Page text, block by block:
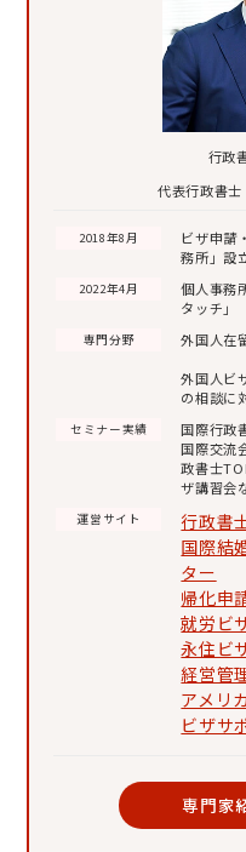
行政
代表行政書士
2018年8月
ビザ申請
務所」設
2022年4月
個人事務
タッチ」
専門分野
外国人在
外国人ビ
の相談に
セミナー実績
国際行政
国際交流
政書士
ザ講習会
運営サイト
行政書
国際結
ター
帰化申
就労ビ
永住ビ
経営管
アメリ
ビザサ
専門家